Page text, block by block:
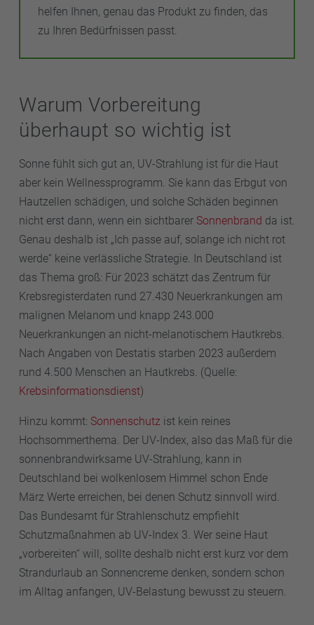
helfen Ihnen, genau das Produkt zu finden, das
zu Ihren Bedürfnissen passt.
Warum Vorbereitung
überhaupt so wichtig ist
Sonne fühlt sich gut an, UV-Strahlung ist für die Haut
aber kein Wellnessprogramm. Sie kann das Erbgut von
Hautzellen schädigen, und solche Schäden beginnen
nicht erst dann, wenn ein sichtbarer Sonnenbrand da ist.
Genau deshalb ist „Ich passe auf, solange ich nicht rot
werde“ keine verlässliche Strategie. In Deutschland ist
das Thema groß: Für 2023 schätzt das Zentrum für
Krebsregisterdaten rund 27.430 Neuerkrankungen am
malignen Melanom und knapp 243.000
Neuerkrankungen an nicht-melanotischem Hautkrebs.
Nach Angaben von Destatis starben 2023 außerdem
rund 4.500 Menschen an Hautkrebs. (Quelle:
Krebsinformationsdienst)
Hinzu kommt: Sonnenschutz ist kein reines
Hochsommerthema. Der UV-Index, also das Maß für die
sonnenbrandwirksame UV-Strahlung, kann in
Deutschland bei wolkenlosem Himmel schon Ende
März Werte erreichen, bei denen Schutz sinnvoll wird.
Das Bundesamt für Strahlenschutz empfiehlt
Schutzmaßnahmen ab UV-Index 3. Wer seine Haut
„vorbereiten“ will, sollte deshalb nicht erst kurz vor dem
Strandurlaub an Sonnencreme denken, sondern schon
im Alltag anfangen, UV-Belastung bewusst zu steuern.